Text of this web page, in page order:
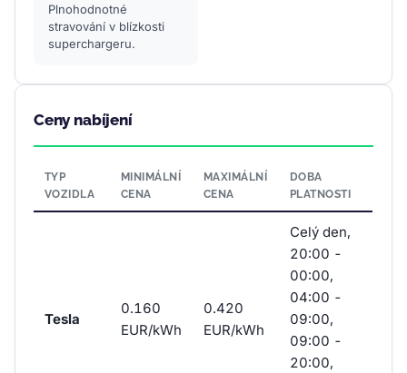
Plnohodnotné
stravování v blízkosti
superchargeru.
Ceny nabíjení
TYP
VOZIDLA
MINIMÁLNÍ
CENA
MAXIMÁLNÍ
CENA
DOBA
PLATNOSTI
Tesla
0.160
EUR/kWh
0.420
EUR/kWh
Celý den,
20:00 -
00:00,
04:00 -
09:00,
09:00 -
20:00,